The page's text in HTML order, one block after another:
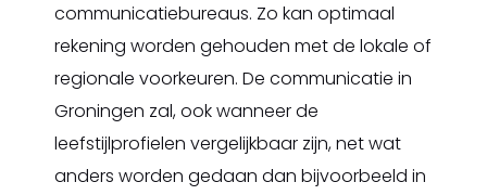
communicatiebureaus. Zo kan optimaal
rekening worden gehouden met de lokale of
regionale voorkeuren. De communicatie in
Groningen zal, ook wanneer de
leefstijlprofielen vergelijkbaar zijn, net wat
anders worden gedaan dan bijvoorbeeld in